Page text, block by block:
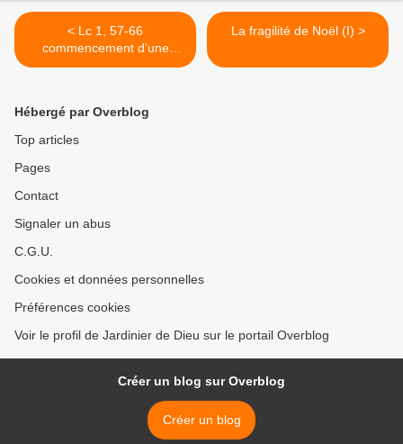
< Lc 1, 57-66
commencement d’une
nouvelle ère
La fragilité de Noël (I) >
Hébergé par Overblog
Top articles
Pages
Contact
Signaler un abus
C.G.U.
Cookies et données personnelles
Préférences cookies
Voir le profil de Jardinier de Dieu sur le portail Overblog
Créer un blog sur Overblog
Créer un blog